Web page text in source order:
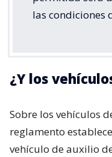
las condiciones
¿Y los
Sobre los vehículos
reglamento
vehículo de auxilio